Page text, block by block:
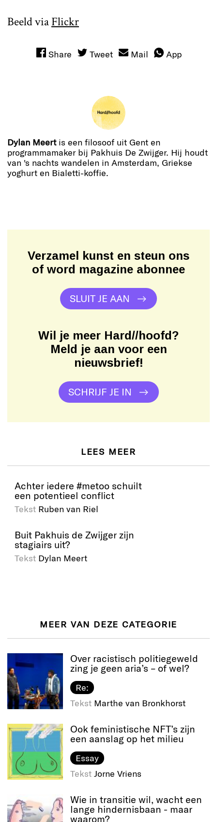
Beeld viaFlickr
Share Tweet Mail App
Dylan Meertis een filosoof uit Gent en
programmamaker bij Pakhuis De Zwijger. Hij houdt
van 's nachts wandelen in Amsterdam, Griekse
yoghurt en Bialetti-koffie.
Verzamel kunst en steun ons
of word magazine abonnee
SLUIT JE AAN
Wil je meer Hard//hoofd?
Meld je aan voor een
nieuwsbrief!
SCHRIJF JE IN
LEES MEER
Achter iedere #metoo schuilt
een potentieel conflict
Tekst Ruben van Riel
Buit Pakhuis de Zwijger zijn
stagiairs uit?
Tekst Dylan Meert
MEER VAN DEZE CATEGORIE
Over racistisch politiegeweld
zing je geen aria’s – of wel?
Re:
Tekst Marthe van Bronkhorst
Ook feministische NFT’s zijn
een aanslag op het milieu
Essay
Tekst Jorne Vriens
Wie in transitie wil, wacht een
lange hindernisbaan - maar
waarom?